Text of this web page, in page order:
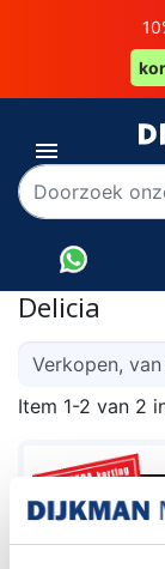
Delicia
Item 1-2 van 2